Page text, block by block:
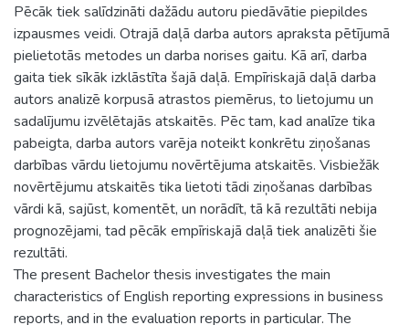
Pēcāk tiek salīdzināti dažādu autoru piedāvātie piepildes
izpausmes veidi. Otrajā daļā darba autors apraksta pētījumā
pielietotās metodes un darba norises gaitu. Kā arī, darba
gaita tiek sīkāk izklāstīta šajā daļā. Empīriskajā daļā darba
autors analizē korpusā atrastos piemērus, to lietojumu un
sadalījumu izvēlētajās atskaitēs. Pēc tam, kad analīze tika
pabeigta, darba autors varēja noteikt konkrētu ziņošanas
darbības vārdu lietojumu novērtējuma atskaitēs. Visbiežāk
novērtējumu atskaitēs tika lietoti tādi ziņošanas darbības
vārdi kā, sajūst, komentēt, un norādīt, tā kā rezultāti nebija
prognozējami, tad pēcāk empīriskajā daļā tiek analizēti šie
rezultāti.
The present Bachelor thesis investigates the main
characteristics of English reporting expressions in business
reports, and in the evaluation reports in particular. The